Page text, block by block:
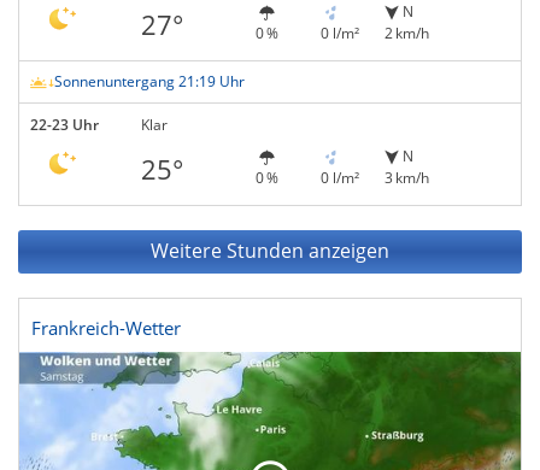
27° 0 % 0 l/m²
N
2 km/h
Sonnenuntergang 21:19 Uhr
22-23 Uhr Klar
25° 0 % 0 l/m²
N
3 km/h
Weitere Stunden anzeigen
Frankreich-Wetter